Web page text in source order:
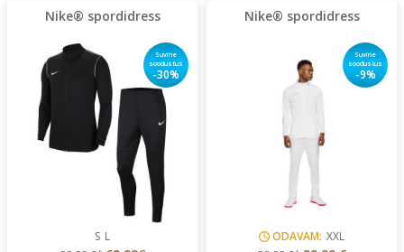
Nike® spordidress
Suvine
soodustus
-30%
S L
Nike® spordidress
Suvine
soodustus
-9%
ODAVAM: XXL